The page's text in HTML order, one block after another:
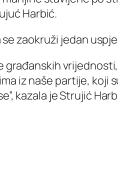
Harbić.
zaokruži jedan
građanskih
iz naše partije,
kazala je Strujić